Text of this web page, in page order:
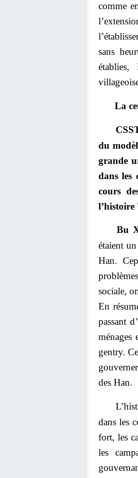
comme
sans
La
du
grande
dans les
cours
l’histoire
Bu
étaient
Han.
sociale,
En
passant
ménages
gentry.
des Han.
dans les
fort, les
les